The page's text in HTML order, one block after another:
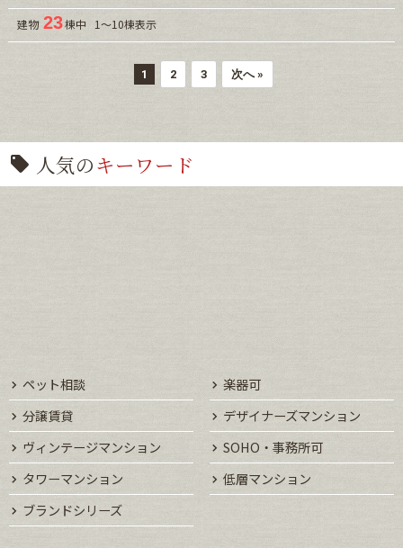
建物 23棟中 1～10棟表示
1 2 3 次へ »
人気のキーワード
ペット相談
楽器可
分譲賃貸
デザイナーズマンション
ヴィンテージマンション
SOHO・事務所可
タワーマンション
低層マンション
ブランドシリーズ